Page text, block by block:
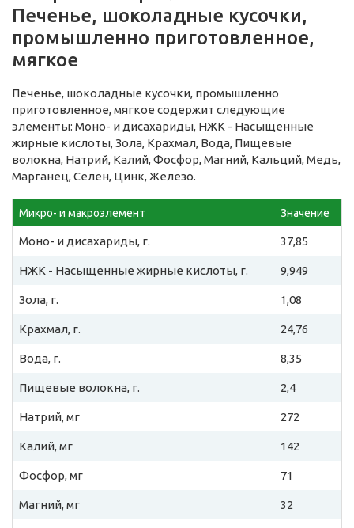
Печенье, шоколадные кусочки,
промышленно приготовленное,
мягкое
Печенье, шоколадные кусочки, промышленно
приготовленное, мягкое содержит следующие
элементы: Моно- и дисахариды, НЖК - Насыщенные
жирные кислоты, Зола, Крахмал, Вода, Пищевые
волокна, Натрий, Калий, Фосфор, Магний, Кальций, Медь,
Марганец, Селен, Цинк, Железо.
Микро- и макроэлемент Значение
Моно- и дисахариды, г. 37,85
НЖК - Насыщенные жирные кислоты, г. 9,949
Зола, г. 1,08
Крахмал, г. 24,76
Вода, г. 8,35
Пищевые волокна, г. 2,4
Натрий, мг 272
Калий, мг 142
Фосфор, мг 71
Магний, мг 32